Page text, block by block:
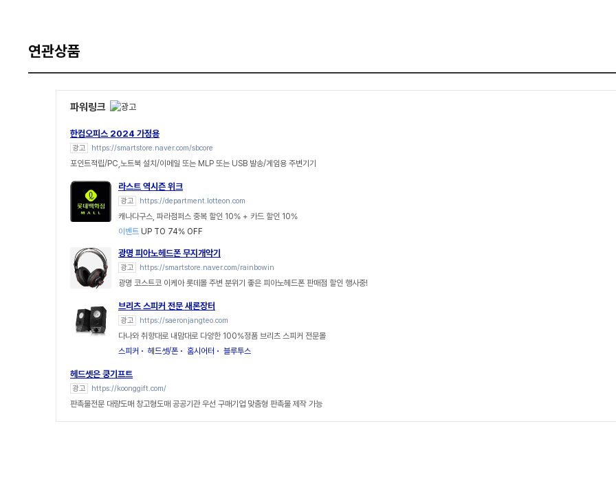
연관상품
파워링크
한컴오피스 2024 가정용
광고 https://smartstore.naver.com/sbcore
포인트적립/PC,노트북 설치/이메일 또는 MLP 또는 USB 발송/게임용 주변기기
라스트 역시즌 위크
광고 https://department.lotteon.com
캐나다구스, 파라점퍼스 중복 할인 10% + 카드 할인 10%
이벤트 UP TO 74% OFF
광명 피아노헤드폰 무지개악기
광고 https://smartstore.naver.com/rainbowin
광명 코스트코 이케아 롯데몰 주변 분위기 좋은 피아노헤드폰 판매점 할인 행사중!
브리츠 스피커 전문 새론장터
광고 https://saeronjangteo.com
다나와 취향대로 내맘대로 다양한 100%정품 브리츠 스피커 전문몰
스피커
헤드셋/폰 홈시어터 블루투스
헤드셋은 쿵기프트
광고 https://koonggift.com/
판촉물전문 대량도매 창고형도매 공공기관 우선 구매기업 맞춤형 판촉물 제작 가능